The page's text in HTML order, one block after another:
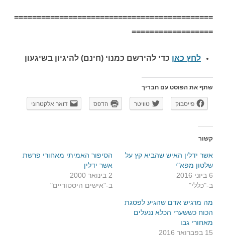
============================================
==================
לחץ כאן כדי להירשם כמנוי (חינם) להיגיון בשיגעון
שתף את הפוסט עם חבריך
פייסבוק טוויטר הדפס דואר אלקטרוני
קשור
אשר ידלין האיש שהביא קץ על
שלטון מפא"י
6 ביוני 2016
ב-"כללי"
הסיפור האמיתי מאחורי פרשת
אשר ידלין
2 בינואר 2000
ב-"אישים היסטוריים"
מה מרגיש אדם שהגיע לפסגת
הכוח כששערי הכלא ננעלים
מאחורי גבו
15 בפברואר 2016